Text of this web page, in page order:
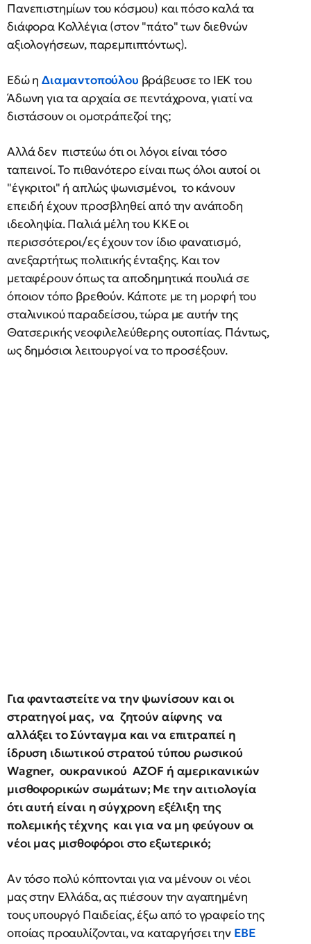
Πανεπιστημίων του κόσμου) και πόσο καλά τα
διάφορα Κολλέγια (στον "πάτο" των διεθνών
αξιολογήσεων, παρεμπιπτόντως).
Εδώ ηΔιαμαντοπούλου βράβευσε το ΙΕΚ του
Άδωνη για τα αρχαία σε πεντάχρονα, γιατί να
διστάσουν οι ομοτράπεζοί της;
Αλλά δεν πιστεύω ότι οι λόγοι είναι τόσο
ταπεινοί. Το πιθανότερο είναι πως όλοι αυτοί οι
"έγκριτοι" ή απλώς ψωνισμένοι, το κάνουν
επειδή έχουν προσβληθεί από την ανάποδη
ιδεοληψία. Παλιά μέλη του ΚΚΕ οι
περισσότεροι/ες έχουν τον ίδιο φανατισμό,
ανεξαρτήτως πολιτικής ένταξης. Και τον
μεταφέρουν όπως τα αποδημητικά πουλιά σε
όποιον τόπο βρεθούν. Κάποτε με τη μορφή του
σταλινικού παραδείσου, τώρα με αυτήν της
Θατσερικής νεοφιλελεύθερης ουτοπίας. Πάντως,
ως δημόσιοι λειτουργοί να το προσέξουν.
Για φανταστείτε να την ψωνίσουν και οι
στρατηγοί μας, να ζητούν αίφνης να
αλλάξει το Σύνταγμα και να επιτραπεί η
ίδρυση ιδιωτικού στρατού τύπου ρωσικού
Wagner, ουκρανικού ΑΖΟF ή αμερικανικών
μισθοφορικών σωμάτων; Με την αιτιολογία
ότι αυτή είναι η σύγχρονη εξέλιξη της
πολεμικής τέχνης και για να μη φεύγουν οι
νέοι μας μισθοφόροι στο εξωτερικό;
Αν τόσο πολύ κόπτονται για να μένουν οι νέοι
μας στην Ελλάδα, ας πιέσουν την αγαπημένη
τους υπουργό Παιδείας, έξω από το γραφείο της
οποίας προαυλίζονται, να καταργήσει την ΕΒΕ